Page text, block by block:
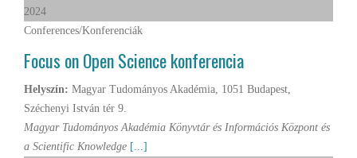
2024
Conferences/Konferenciák
Focus on Open Science konferencia
Helyszín: Magyar Tudományos Akadémia, 1051 Budapest,
Széchenyi István tér 9.
Magyar Tudományos Akadémia Könyvtár és Információs Központ és
a Scientific Knowledge [...]